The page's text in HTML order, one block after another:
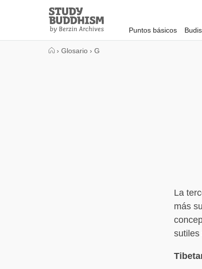
Study
Buddhism
Home
Puntos básicos
› Glosario › G
La
más
sutiles